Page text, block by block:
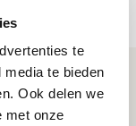
te
te bieden
Ook delen we
met onze
1? Dat